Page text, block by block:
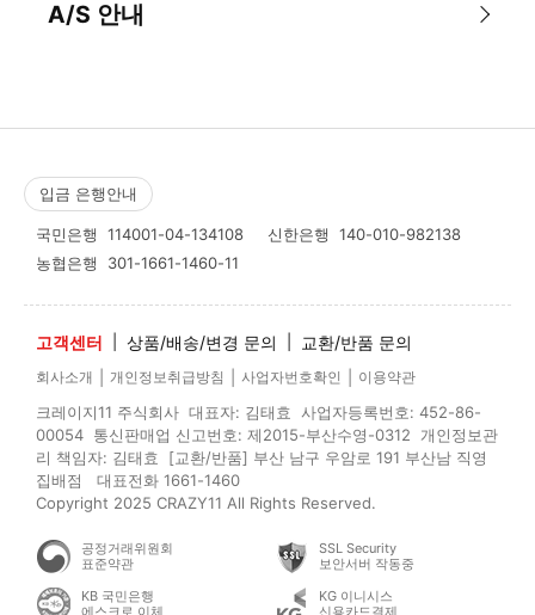
A/S 안내
입금 은행안내
국민은행 114001-04-134108 신한은행 140-010-982138
농협은행 301-1661-1460-11
고객센터 상품/배송/변경 문의 교환/반품 문의
회사소개 개인정보취급방침 사업자번호확인 이용약관
크레이지11 주식회사 대표자: 김태효 사업자등록번호: 452-86-
00054 통신판매업 신고번호: 제2015-부산수영-0312 개인정보관
리 책임자: 김태효 [교환/반품] 부산 남구 우암로 191 부산남 직영
집배점 대표전화 1661-1460
Copyright 2025 CRAZY11 All Rights Reserved.
공정거래위원회
표준약관
SSL Security
보안서버 작동중
KB 국민은행
에스크로 이체
KG 이니시스
신용카드결제